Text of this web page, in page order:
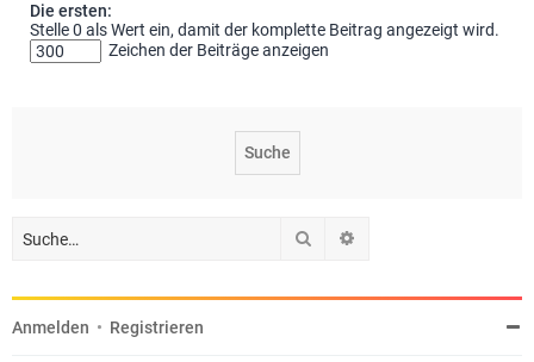
Die ersten:
Stelle 0 als Wert ein, damit der komplette Beitrag angezeigt wird.
Zeichen der Beiträge anzeigen
Suche
Anmelden • Registrieren